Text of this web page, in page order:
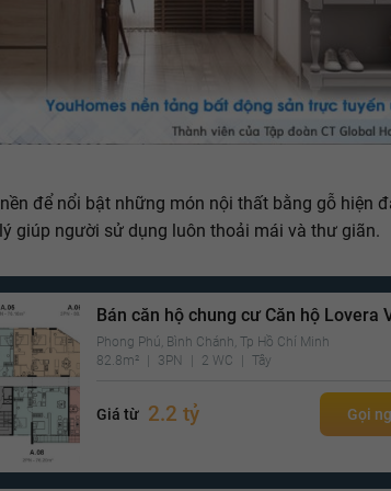
để nổi bật những món nội thất bằng gỗ hiện
giúp người sử dụng luôn thoải mái và thư giãn.
Bán căn hộ chung cư Căn hộ Lovera
Phong Phú, Bình Chánh, Tp Hồ Chí Minh
82.8m²
3PN 2 WC Tây
Giá từ 2.2 tỷ Gọi